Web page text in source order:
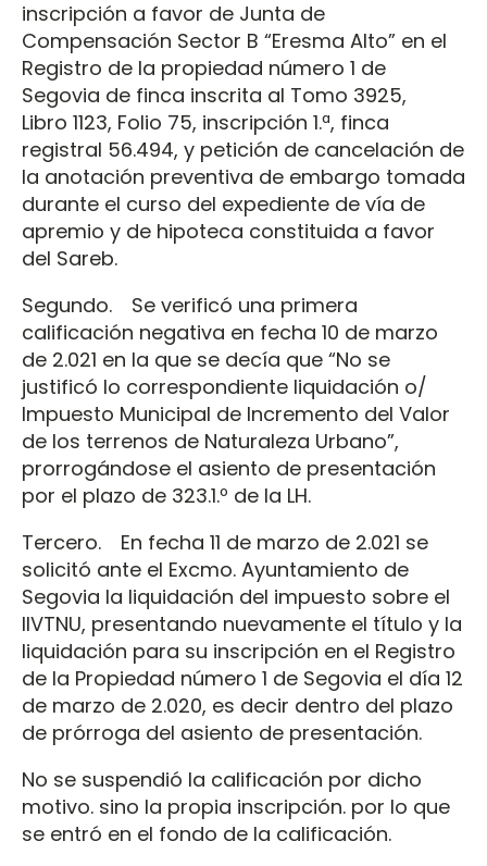
inscripción a favor de Junta de
Compensación Sector B “Eresma Alto” en el
Registro de la propiedad número 1 de
Segovia de finca inscrita al Tomo 3925,
Libro 1123, Folio 75, inscripción 1.ª, finca
registral 56.494, y petición de cancelación de
la anotación preventiva de embargo tomada
durante el curso del expediente de vía de
apremio y de hipoteca constituida a favor
del Sareb.
Segundo. Se verificó una primera
calificación negativa en fecha 10 de marzo
de 2.021 en la que se decía que “No se
justificó lo correspondiente liquidación o/
Impuesto Municipal de Incremento del Valor
de los terrenos de Naturaleza Urbano”,
prorrogándose el asiento de presentación
por el plazo de 323.1.º de la LH.
Tercero. En fecha 11 de marzo de 2.021 se
solicitó ante el Excmo. Ayuntamiento de
Segovia la liquidación del impuesto sobre el
IIVTNU, presentando nuevamente el título y la
liquidación para su inscripción en el Registro
de la Propiedad número 1 de Segovia el día 12
de marzo de 2.020, es decir dentro del plazo
de prórroga del asiento de presentación.
No se suspendió la calificación por dicho
motivo. sino la propia inscripción. por lo que
se entró en el fondo de la calificación.